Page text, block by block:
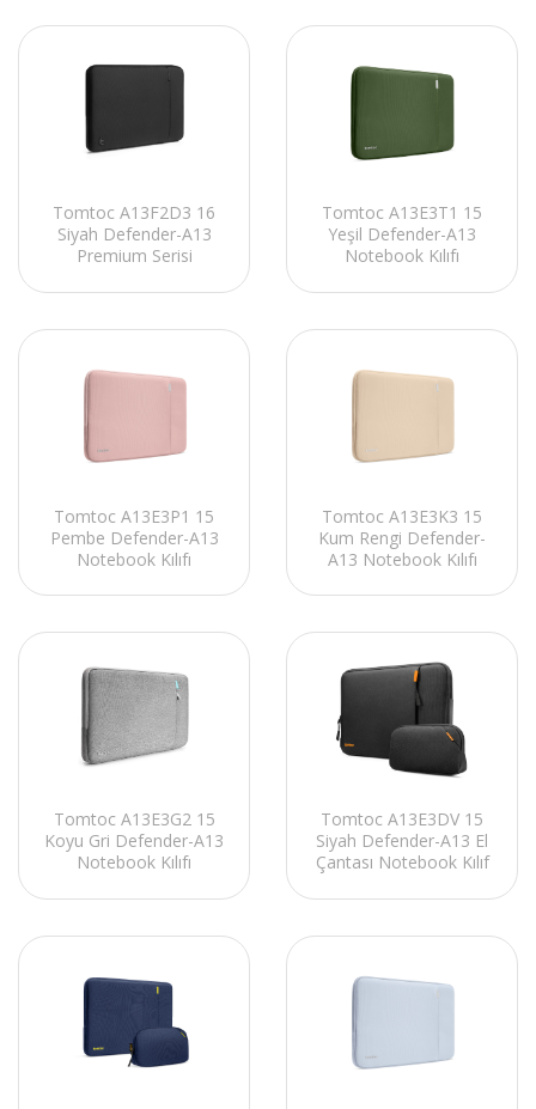
Tomtoc A13F2D3 16
Siyah Defender-A13
Premium Serisi
Tomtoc A13E3T1 15
Yeşil Defender-A13
Notebook Kılıfı
Tomtoc A13E3P1 15
Pembe Defender-A13
Notebook Kılıfı
Tomtoc A13E3K3 15
Kum Rengi Defender-
A13 Notebook Kılıfı
Tomtoc A13E3G2 15
Koyu Gri Defender-A13
Notebook Kılıfı
Tomtoc A13E3DV 15
Siyah Defender-A13 El
Çantası Notebook Kılıf